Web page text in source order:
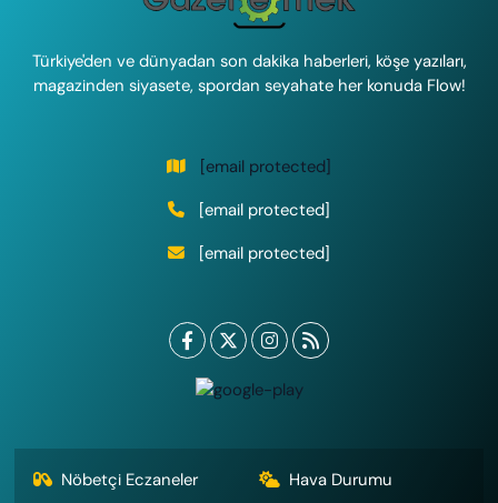
Türkiye'den ve dünyadan son dakika haberleri, köşe yazıları,
magazinden siyasete, spordan seyahate her konuda Flow!
[email protected]
[email protected]
[email protected]
Nöbetçi Eczaneler Hava Durumu